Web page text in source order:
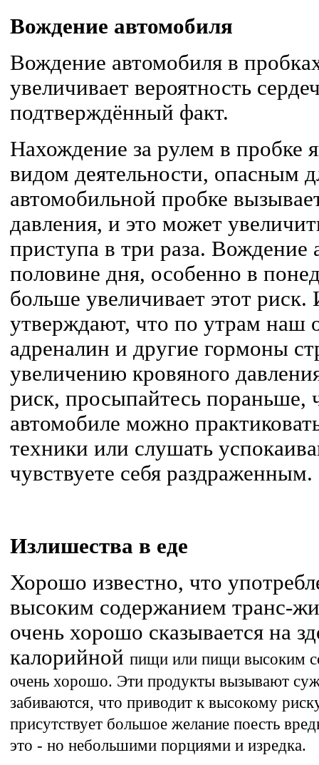
Вождение автомобиля
Вождение автомобиля в
увеличивает вероятность
подтверждённый факт.
Нахождение за рулем в пробке
видом деятельности, опасным
автомобильной пробке
давления, и это может
приступа в три раза. Вождение
половине дня, особенно в
больше увеличивает этот риск.
утверждают, что по утрам наш
адреналин и другие гормоны
увеличению кровяного
риск, просыпайтесь пораньше,
автомобиле можно
техники или слушать
чувствуете себя раздраженным.
Излишества в еде
Хорошо известно, что
высоким содержанием транс-
очень хорошо сказывается на
калорийной пищи или пищи высоким
очень хорошо. Эти продукты вызывают
забиваются, что приводит к высокому
присутствует большое желание поесть
это - но небольшими порциями и изредка.